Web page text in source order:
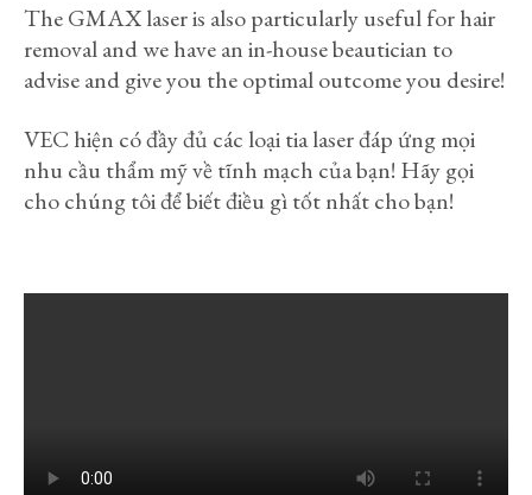
The GMAX laser is also particularly useful for hair
removal and we have an in-house beautician to
advise and give you the optimal outcome you desire!
VEC hiện có đầy đủ các loại tia laser đáp ứng mọi
nhu cầu thẩm mỹ về tĩnh mạch của bạn! Hãy gọi
cho chúng tôi để biết điều gì tốt nhất cho bạn!